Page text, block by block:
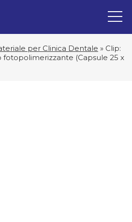
per Clinica Dentale » Clip:
fotopolimerizzante (Capsule 25 x